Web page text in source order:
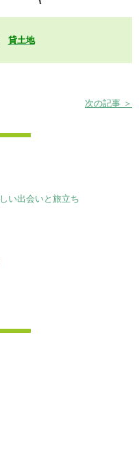
貸土地
次の記事 ＞
い出会いと旅立ち